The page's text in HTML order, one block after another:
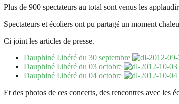
Plus de 900 spectateurs au total sont venus les
Spectateurs et écoliers ont pu partagé un moment
Ci joint les articles de presse.
Dauphiné Libéré du 30 septembre
Dauphiné Libéré du 03 octobre
Dauphiné Libéré du 04 octobre
Et des photos de ces concerts, des rencontres avec